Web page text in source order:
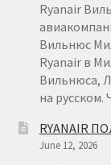
Ryanair
Вильнюс
Ryanair в
Вильнюса,
на
RYANAIR
June 12, 2026